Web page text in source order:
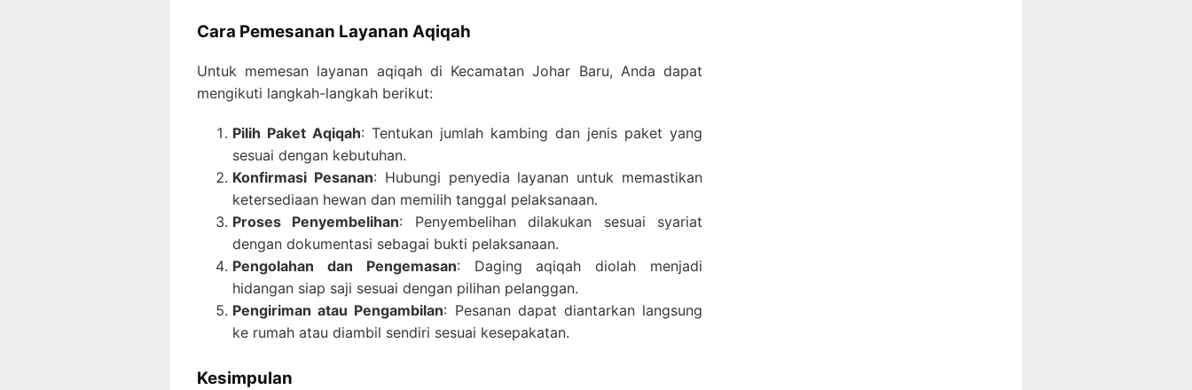
Cara Pemesanan Layanan Aqiqah
Untuk memesan layanan aqiqah di Kecamatan Johar Baru, Anda dapat
mengikuti langkah-langkah berikut:
Pilih Paket Aqiqah: Tentukan jumlah kambing dan jenis paket yang
sesuai dengan kebutuhan.
Konfirmasi Pesanan: Hubungi penyedia layanan untuk memastikan
ketersediaan hewan dan memilih tanggal pelaksanaan.
Proses Penyembelihan: Penyembelihan dilakukan sesuai syariat
dengan dokumentasi sebagai bukti pelaksanaan.
Pengolahan dan Pengemasan: Daging aqiqah diolah menjadi
hidangan siap saji sesuai dengan pilihan pelanggan.
Pengiriman atau Pengambilan: Pesanan dapat diantarkan langsung
ke rumah atau diambil sendiri sesuai kesepakatan.
Kesimpulan